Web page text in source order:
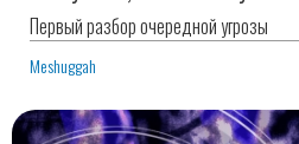
Первый разбор очередной угрозы
Meshuggah